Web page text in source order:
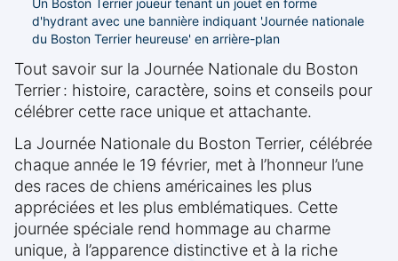
Un Boston Terrier joueur tenant un jouet en forme
d'hydrant avec une bannière indiquant 'Journée nationale
du Boston Terrier heureuse' en arrière-plan
Tout savoir sur la Journée Nationale du Boston
Terrier : histoire, caractère, soins et conseils pour
célébrer cette race unique et attachante.
La Journée Nationale du Boston Terrier, célébrée
chaque année le 19 février, met à l’honneur l’une
des races de chiens américaines les plus
appréciées et les plus emblématiques. Cette
journée spéciale rend hommage au charme
unique, à l’apparence distinctive et à la riche